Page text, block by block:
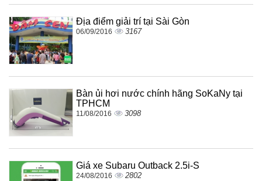
Địa điểm giải trí tại Sài Gòn
06/09/2016 3167
Bàn ủi hơi nước chính hãng SoKaNy tại
TPHCM
11/08/2016 3098
Giá xe Subaru Outback 2.5i-S
24/08/2016 2802